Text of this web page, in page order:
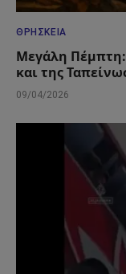
ΘΡΗΣΚΕΊΑ
Μεγάλη Πέμπτη:
και της
09/04/2026